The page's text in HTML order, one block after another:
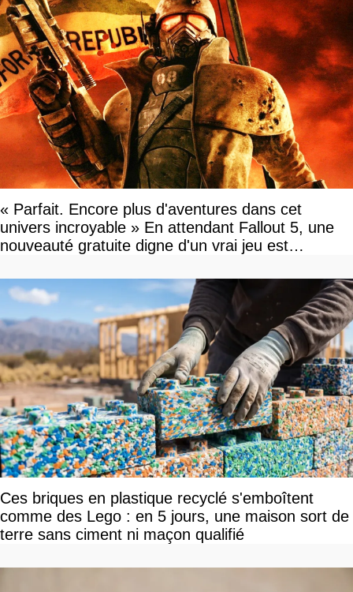
« Parfait. Encore plus d'aventures dans cet
univers incroyable » En attendant Fallout 5, une
nouveauté gratuite digne d'un vrai jeu est
Ces briques en plastique recyclé s'emboîtent
comme des Lego : en 5 jours, une maison sort de
terre sans ciment ni maçon qualifié